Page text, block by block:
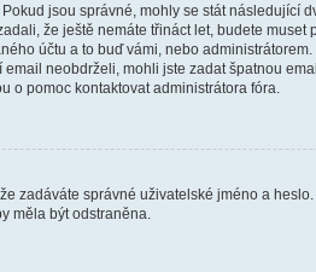
jsou správné, mohly se stát
že ještě nemáte třináct let, budete
účtu a to buď vámi, nebo
neobdrželi, mohli jste zadat špatnou
o pomoc kontaktovat administrátora fóra.
zadáváte správné uživatelské jméno a
měla být odstraněna.